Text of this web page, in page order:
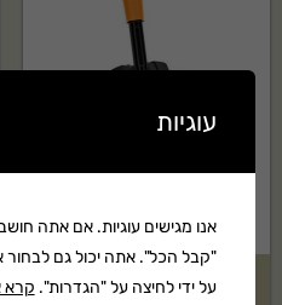
ראש ניקוי משטחים 255 מ"מ
עוגיות
אנו מגישים עוגיות. אם אתה
"קבל הכל". אתה יכול גם לבחור
על ידי לחיצה על "הגדרות". קרא